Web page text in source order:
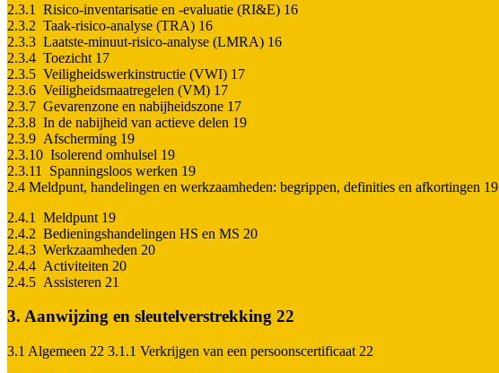
2.3.1 Risico-inventarisatie en -evaluatie (RI&E) 16
2.3.2 Taak-risico-analyse (TRA) 16
2.3.3 Laatste-minuut-risico-analyse (LMRA) 16
2.3.4 Toezicht 17
2.3.5 Veiligheidswerkinstructie (VWI) 17
2.3.6 Veiligheidsmaatregelen (VM) 17
2.3.7 Gevarenzone en nabijheidszone 17
2.3.8 In de nabijheid van actieve delen 19
2.3.9 Afscherming 19
2.3.10 Isolerend omhulsel 19
2.3.11 Spanningsloos werken 19
2.4 Meldpunt, handelingen en werkzaamheden: begrippen, definities en afkortingen 19
2.4.1 Meldpunt 19
2.4.2 Bedieningshandelingen HS en MS 20
2.4.3 Werkzaamheden 20
2.4.4 Activiteiten 20
2.4.5 Assisteren 21
3. Aanwijzing en sleutelverstrekking 22
3.1 Algemeen 22 3.1.1 Verkrijgen van een persoonscertificaat 22